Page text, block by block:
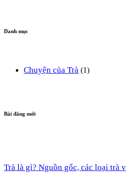
Danh mục
Chuyện của Trà (1)
Bài đăng mới
Trà là gì? Nguồn gốc, các loại trà